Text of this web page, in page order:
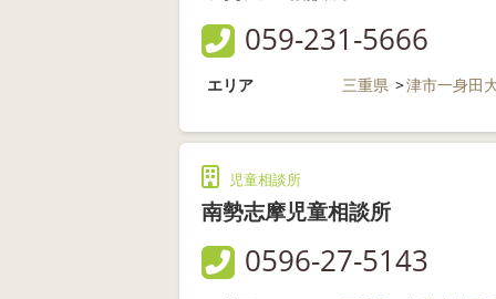
059-231-5666
エリア 三重県 津市一身田
児童相談所
南勢志摩児童相談所
0596-27-5143